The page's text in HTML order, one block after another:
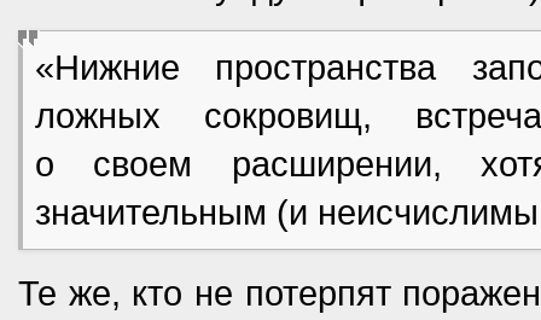
«Нижние пространства
ложных сокровищ,
о своем расширении,
значительным (и
Те же, кто не потерпят